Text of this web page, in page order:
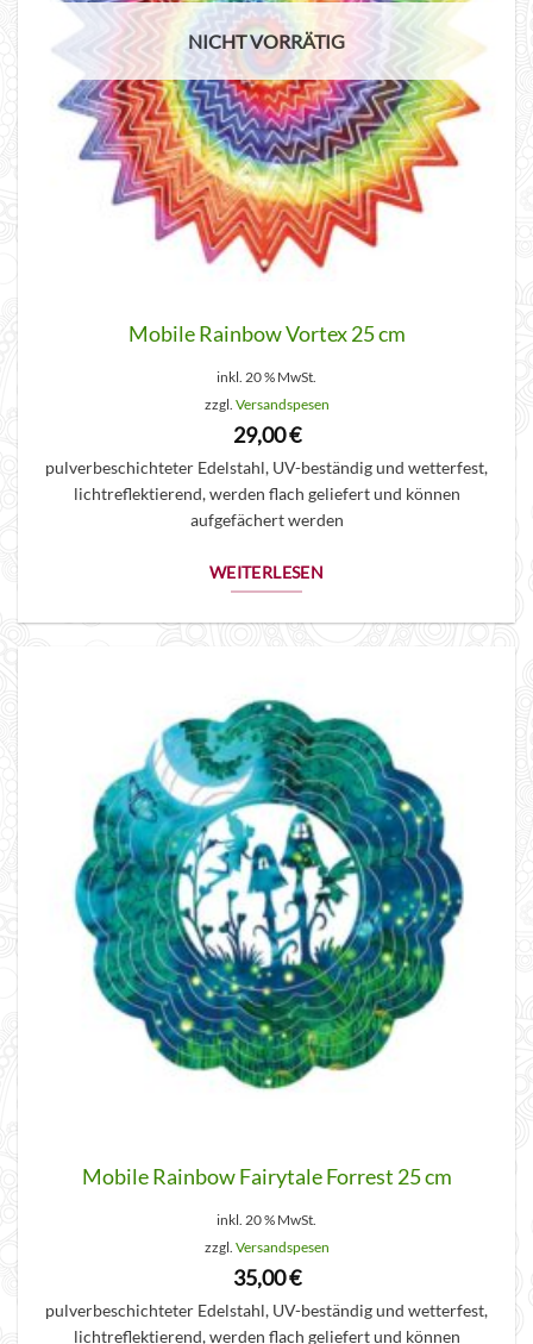
NICHT VORRÄTIG
Mobile Rainbow Vortex 25 cm
inkl. 20 % MwSt.
zzgl. Versandspesen
29,00€
pulverbeschichteter Edelstahl, UV-beständig und wetterfest,
lichtreflektierend, werden flach geliefert und können
aufgefächert werden
WEITERLESEN
Mobile Rainbow Fairytale Forrest 25 cm
inkl. 20 % MwSt.
zzgl. Versandspesen
35,00€
pulverbeschichteter Edelstahl, UV-beständig und wetterfest,
lichtreflektierend, werden flach geliefert und können